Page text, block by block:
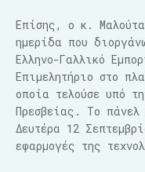
Επίσης, ο κ.
ημερίδα που
Ελληνο-Γαλλικό
Επιμελητήριο στο
οποία τελούσε υπό
Πρεσβείας. Το πάνελ
Δευτέρα 12
εφαρμογές της